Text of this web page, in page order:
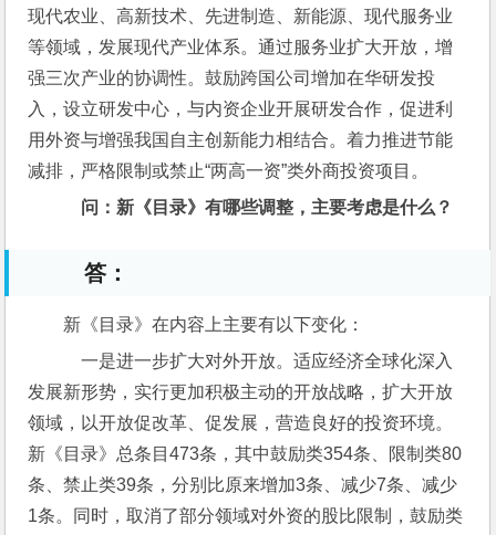
现代农业、高新技术、先进制造、新能源、现代服务业
等领域，发展现代产业体系。通过服务业扩大开放，增
强三次产业的协调性。鼓励跨国公司增加在华研发投
入，设立研发中心，与内资企业开展研发合作，促进利
用外资与增强我国自主创新能力相结合。着力推进节能
减排，严格限制或禁止“两高一资”类外商投资项目。
问：新《目录》有哪些调整，主要考虑是什么？
答：
新《目录》在内容上主要有以下变化：
一是进一步扩大对外开放。适应经济全球化深入
发展新形势，实行更加积极主动的开放战略，扩大开放
领域，以开放促改革、促发展，营造良好的投资环境。
新《目录》总条目473条，其中鼓励类354条、限制类80
条、禁止类39条，分别比原来增加3条、减少7条、减少
1条。同时，取消了部分领域对外资的股比限制，鼓励类